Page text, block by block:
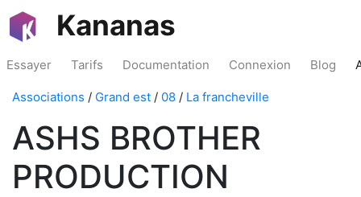
Kananas
Essayer Tarifs Documentation Connexion Blog
Associations / Grand est / 08 / La francheville
ASHS BROTHER
PRODUCTION